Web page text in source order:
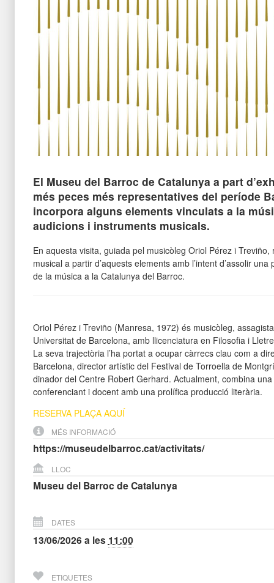
El Museu del Barroc de Catalunya a part
més peces més representatives del període
incorpora alguns elements vinculats a la
audicions i instruments musicals.
En aquesta visita, guiada pel musicòleg Oriol Pérez i
musical a partir d’aquests elements amb l’intent d’assolir
de la música a la Catalunya del Barroc.
Oriol Pérez i Treviño (Manresa, 1972) és musicòleg,
Universitat de Barcelona, amb llicenciatura en Filosofia i
La seva trajectòria l’ha portat a ocupar càrrecs clau com a
Barcelona, director artístic del Festival de Torroella de
dinador del Centre Robert Gerhard. Actualment, combina
conferenciant i docent amb una prolífica producció literària.
RESERVA PLAÇA AQUÍ
MÉS INFORMACIÓ
https://museudelbarroc.cat/activitats/
LLOC
Museu del Barroc de Catalunya
DATES
13/06/2026a les 11:00
ETIQUETES